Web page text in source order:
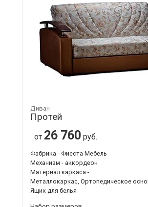
Диван
Протей
от 26 760 руб.
Фабрика - Фиеста Мебель
Механизм - аккордеон
Материал каркаса -
Металлокаркас, Ортопедическое
Ящик для белья